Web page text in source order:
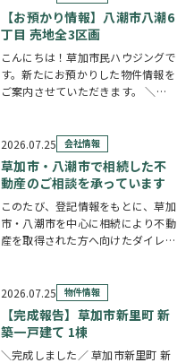
す。事務所スペースを備えており、
在宅ワークや…
【お預かり情報】八潮市八潮6
丁目 売地全3区画
こんにちは！草加市民ハウジングで
す。新たにお預かりした物件情報を
ご案内させていただきます。 ＼弊
ら〇2区画の詳細情報はこちら〇3
区画の詳細情報はこちら
クリッ
クで詳しい情…
2026.07.25 会社情報
草加市・八潮市で相続した不
動産のご相談を承っています
このたび、登記情報をもとに、草加
市・八潮市を中心に相続により不動
産を取得された方へ向けたダイレク
のまま所有していてもいいの？」
「売却した方がいいのかわからな
い」「空き家の管理や…
2026.07.25 物件情報
【完成報告】草加市新里町 新
築一戸建て 1棟
＼完成しました／ 草加市新里町 新